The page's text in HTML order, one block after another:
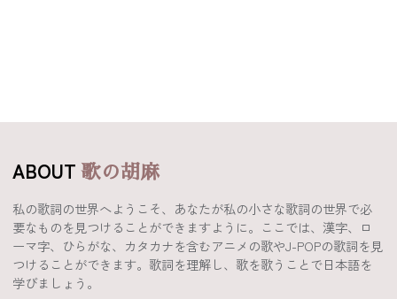
ABOUT歌の胡麻
私の歌詞の世界へようこそ、あなたが私の小さな歌詞の世界で必
要なものを見つけることができますように。ここでは、漢字、ロ
ーマ字、ひらがな、カタカナを含むアニメの歌やJ-POPの歌詞を見
つけることができます。歌詞を理解し、歌を歌うことで日本語を
学びましょう。